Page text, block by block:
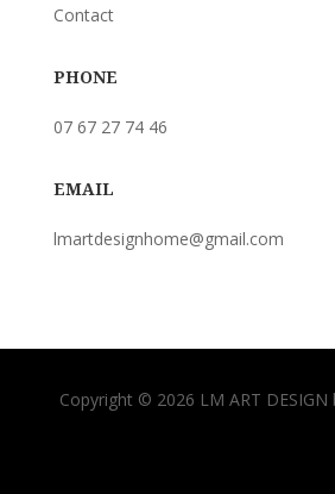
Contact
PHONE
07 67 27 74 46
EMAIL
lmartdesignhome@gmail.com
Copyright © 2026 LM ART DESIGN